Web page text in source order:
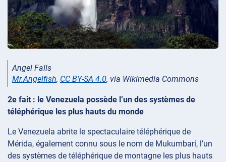
Angel Falls
Mr.Angelfish, CC BY-SA 4.0, via Wikimedia Commons
2e fait : le Venezuela possède l’un des systèmes de
téléphérique les plus hauts du monde
Le Venezuela abrite le spectaculaire téléphérique de
Mérida, également connu sous le nom de Mukumbarí, l’un
des systèmes de téléphérique de montagne les plus hauts